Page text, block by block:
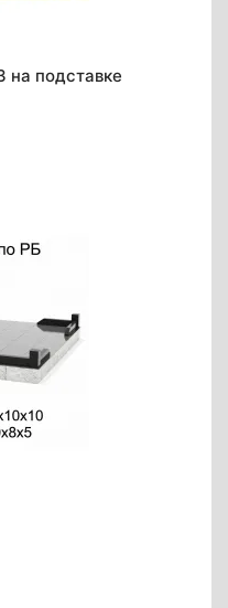
на подставке